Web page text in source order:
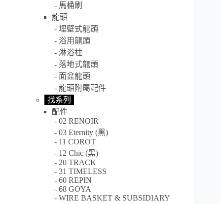
馬桶刷
龍頭
埋壁式龍頭
浴用龍頭
淋浴柱
落地式龍頭
面盆龍頭
龍頭附屬配件
找系列
配件
02 RENOIR
03 Eternity (黑)
11 COROT
12 Chic (黑)
20 TRACK
31 TIMELESS
60 REPIN
68 GOYA
WIRE BASKET & SUBSIDIARY